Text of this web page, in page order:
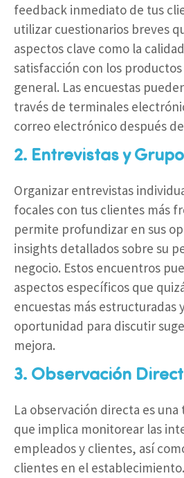
feedback inmediato de tus
utilizar cuestionarios breves
aspectos clave como la
satisfacción con los
general. Las encuestas
través de terminales
correo electrónico después
2. Entrevistas y
Organizar entrevistas
focales con tus clientes más
permite profundizar en sus
insights detallados sobre su
negocio. Estos encuentros
aspectos específicos que
encuestas más estructuradas
oportunidad para discutir
mejora.
3. Observación
La observación directa es
que implica monitorear las
empleados y clientes, así
clientes en el